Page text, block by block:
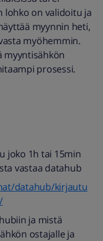
lohko on validoitu ja
myynnin heti,
myöhemmin.
myyntisähkön
prosessi.
joko 1h tai 15min
vastaa datahub
datahub/kirjautu
ja mistä
ostajalle ja